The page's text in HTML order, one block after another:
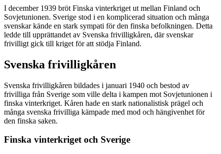
I december 1939 bröt Finska vinterkriget ut mellan Finland och
Sovjetunionen. Sverige stod i en komplicerad situation och många
svenskar kände en stark sympati för den finska befolkningen. Detta
ledde till upprättandet av Svenska frivilligkåren, där svenskar
frivilligt gick till kriget för att stödja Finland.
Svenska frivilligkåren
Svenska frivilligkåren bildades i januari 1940 och bestod av
frivilliga från Sverige som ville delta i kampen mot Sovjetunionen i
finska vinterkriget. Kåren hade en stark nationalistisk prägel och
många svenska frivilliga kämpade med mod och hängivenhet för
den finska saken.
Finska vinterkriget och Sverige